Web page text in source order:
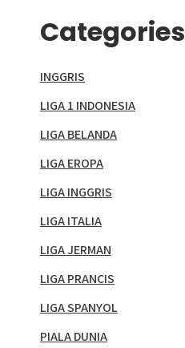
Categories
INGGRIS
LIGA 1 INDONESIA
LIGA BELANDA
LIGA EROPA
LIGA INGGRIS
LIGA ITALIA
LIGA JERMAN
LIGA PRANCIS
LIGA SPANYOL
PIALA DUNIA